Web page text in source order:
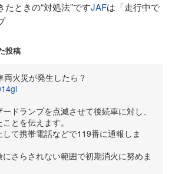
ときの“対処法”ですJAFは「走行中で
投稿
両火災が発生したら？
ドランプを点滅させて後続車に対し、
とを伝えます。
て携帯電話などで119番に通報しま
さらされない範囲で初期消火に努めま